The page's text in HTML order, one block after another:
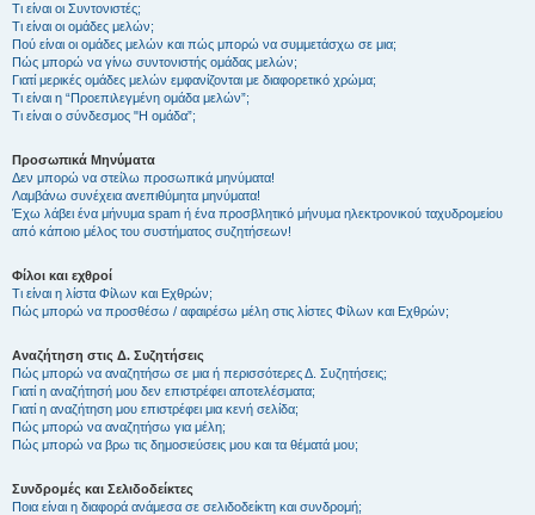
Τι είναι οι Συντονιστές;
Τι είναι οι ομάδες μελών;
Πού είναι οι ομάδες μελών και πώς μπορώ να συμμετάσχω σε μια;
Πώς μπορώ να γίνω συντονιστής ομάδας μελών;
Γιατί μερικές ομάδες μελών εμφανίζονται με διαφορετικό χρώμα;
Τι είναι η “Προεπιλεγμένη ομάδα μελών”;
Τι είναι ο σύνδεσμος "Η ομάδα”;
Προσωπικά Μηνύματα
Δεν μπορώ να στείλω προσωπικά μηνύματα!
Λαμβάνω συνέχεια ανεπιθύμητα μηνύματα!
Έχω λάβει ένα μήνυμα spam ή ένα προσβλητικό μήνυμα ηλεκτρονικού ταχυδρομείου
από κάποιο μέλος του συστήματος συζητήσεων!
Φίλοι και εχθροί
Τι είναι η λίστα Φίλων και Εχθρών;
Πώς μπορώ να προσθέσω / αφαιρέσω μέλη στις λίστες Φίλων και Εχθρών;
Αναζήτηση στις Δ. Συζητήσεις
Πώς μπορώ να αναζητήσω σε μια ή περισσότερες Δ. Συζητήσεις;
Γιατί η αναζήτησή μου δεν επιστρέφει αποτελέσματα;
Γιατί η αναζήτηση μου επιστρέφει μια κενή σελίδα;
Πώς μπορώ να αναζητήσω για μέλη;
Πώς μπορώ να βρω τις δημοσιεύσεις μου και τα θέματά μου;
Συνδρομές και Σελιδοδείκτες
Ποια είναι η διαφορά ανάμεσα σε σελιδοδείκτη και συνδρομή;